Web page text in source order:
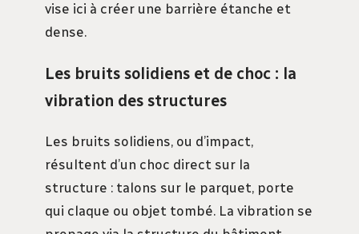
vise ici à créer une barrière étanche et
dense.
Les bruits solidiens et de choc : la
vibration des structures
Les bruits solidiens, ou d’impact,
résultent d’un choc direct sur la
structure : talons sur le parquet, porte
qui claque ou objet tombé. La vibration se